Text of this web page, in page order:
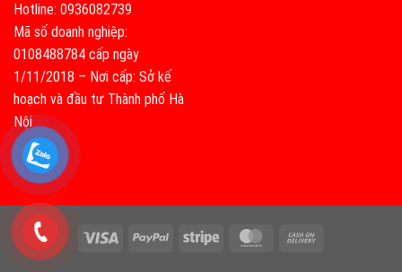
Hotline: 0936082739
Mã số doanh nghiệp:
0108488784 cấp ngày
1/11/2018 – Nơi cấp: Sở kế
hoạch và đầu tư Thành phố Hà
Nội